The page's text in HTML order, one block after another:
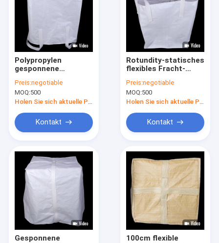
Fabrik-Ausflug
Qualitätskontrolle
Nachrichten
Fälle
FIBC-Massen-Taschen
Industrielle Massentaschen
Chemische Massentaschen
Polypropylen
gesponnene
Massentaschen
160GSM 1000kg kein
Drucken
Preis:negotiable
MOQ:500
Holen Sie sich aktuelle Preis
Kontakt
Rotundity-statisches
flexibles Fracht-
Antimassenpolypropylen
90×90cm
Preis:negotiable
MOQ:500
Holen Sie sich aktuelle Preis
Kontakt
Gesponnene
100cm flexible